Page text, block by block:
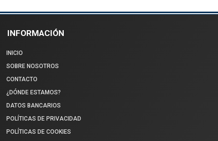
INFORMACIÓN
INICIO
SOBRE NOSOTROS
CONTACTO
¿DÓNDE ESTAMOS?
DATOS BANCARIOS
POLÍTICAS DE PRIVACIDAD
POLÍTICAS DE COOKIES